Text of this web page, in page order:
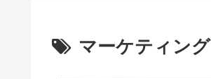
マーケティング